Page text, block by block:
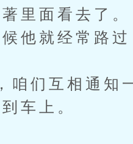
里面看去了。
他就经常路过
们互相通知
车上。